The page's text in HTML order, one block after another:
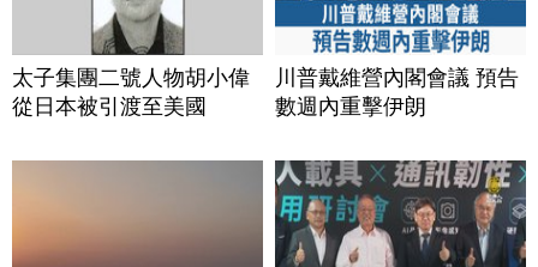
太子集團二號人物胡小偉
從日本被引渡至美國
川普戴維營內閣會議 預告
數週內重擊伊朗